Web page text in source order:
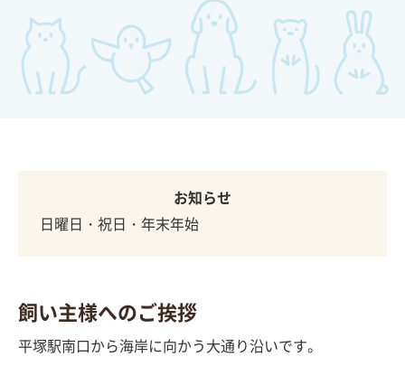
お知らせ
日曜日・祝日・年末年始
飼い主様へのご挨拶
平塚駅南口から海岸に向かう大通り沿いです。